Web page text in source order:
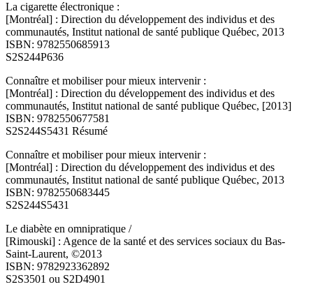
La cigarette électronique :
[Montréal] : Direction du développement des individus et des
communautés, Institut national de santé publique Québec, 2013
ISBN: 9782550685913
S2S244P636
Connaître et mobiliser pour mieux intervenir :
[Montréal] : Direction du développement des individus et des
communautés, Institut national de santé publique Québec, [2013]
ISBN: 9782550677581
S2S244S5431 Résumé
Connaître et mobiliser pour mieux intervenir :
[Montréal] : Direction du développement des individus et des
communautés, Institut national de santé publique Québec, 2013
ISBN: 9782550683445
S2S244S5431
Le diabète en omnipratique /
[Rimouski] : Agence de la santé et des services sociaux du Bas-
Saint-Laurent, ©2013
ISBN: 9782923362892
S2S3501 ou S2D4901